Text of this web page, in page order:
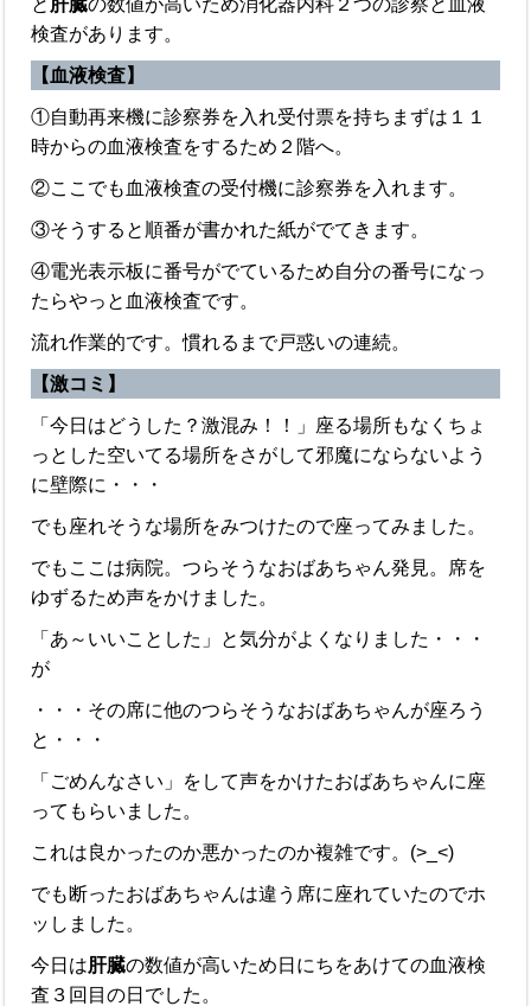
検査があります。
【血液検査】
①自動再来機に診察券を入れ受付票を持ちまずは１１
時からの血液検査をするため２階へ。
②ここでも血液検査の受付機に診察券を入れます。
③そうすると順番が書かれた紙がでてきます。
④電光表示板に番号がでているため自分の番号になっ
たらやっと血液検査です。
流れ作業的です。慣れるまで戸惑いの連続。
【激コミ】
「今日はどうした？激混み！！」座る場所もなくちょ
っとした空いてる場所をさがして邪魔にならないよう
に壁際に・・・
でも座れそうな場所をみつけたので座ってみました。
でもここは病院。つらそうなおばあちゃん発見。席を
ゆずるため声をかけました。
「あ～いいことした」と気分がよくなりました・・・
が
・・・その席に他のつらそうなおばあちゃんが座ろう
と・・・
「ごめんなさい」をして声をかけたおばあちゃんに座
ってもらいました。
これは良かったのか悪かったのか複雑です。(>_<)
でも断ったおばあちゃんは違う席に座れていたのでホ
ッしました。
今日は肝臓の数値が高いため日にちをあけての血液検
査３回目の日でした。